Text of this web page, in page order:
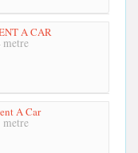
A CAR
metre
A Car
metre